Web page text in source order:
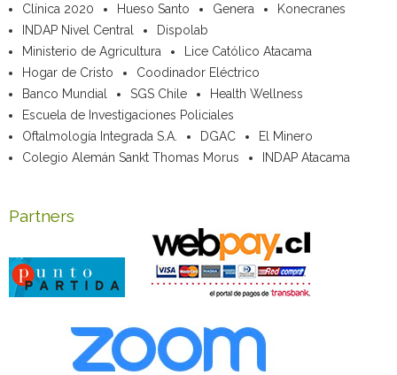
Clínica 2020
Hueso Santo Genera
Konecranes
INDAP Nivel Central
Dispolab
Ministerio de Agricultura
Lice Católico Atacama
Hogar de Cristo
Coodinador Eléctrico
Banco Mundial
SGS Chile
Health Wellness
Escuela de Investigaciones Policiales
Oftalmología Integrada S.A.
DGAC
El Minero
Colegio Alemán Sankt Thomas Morus
INDAP Atacama
Partners